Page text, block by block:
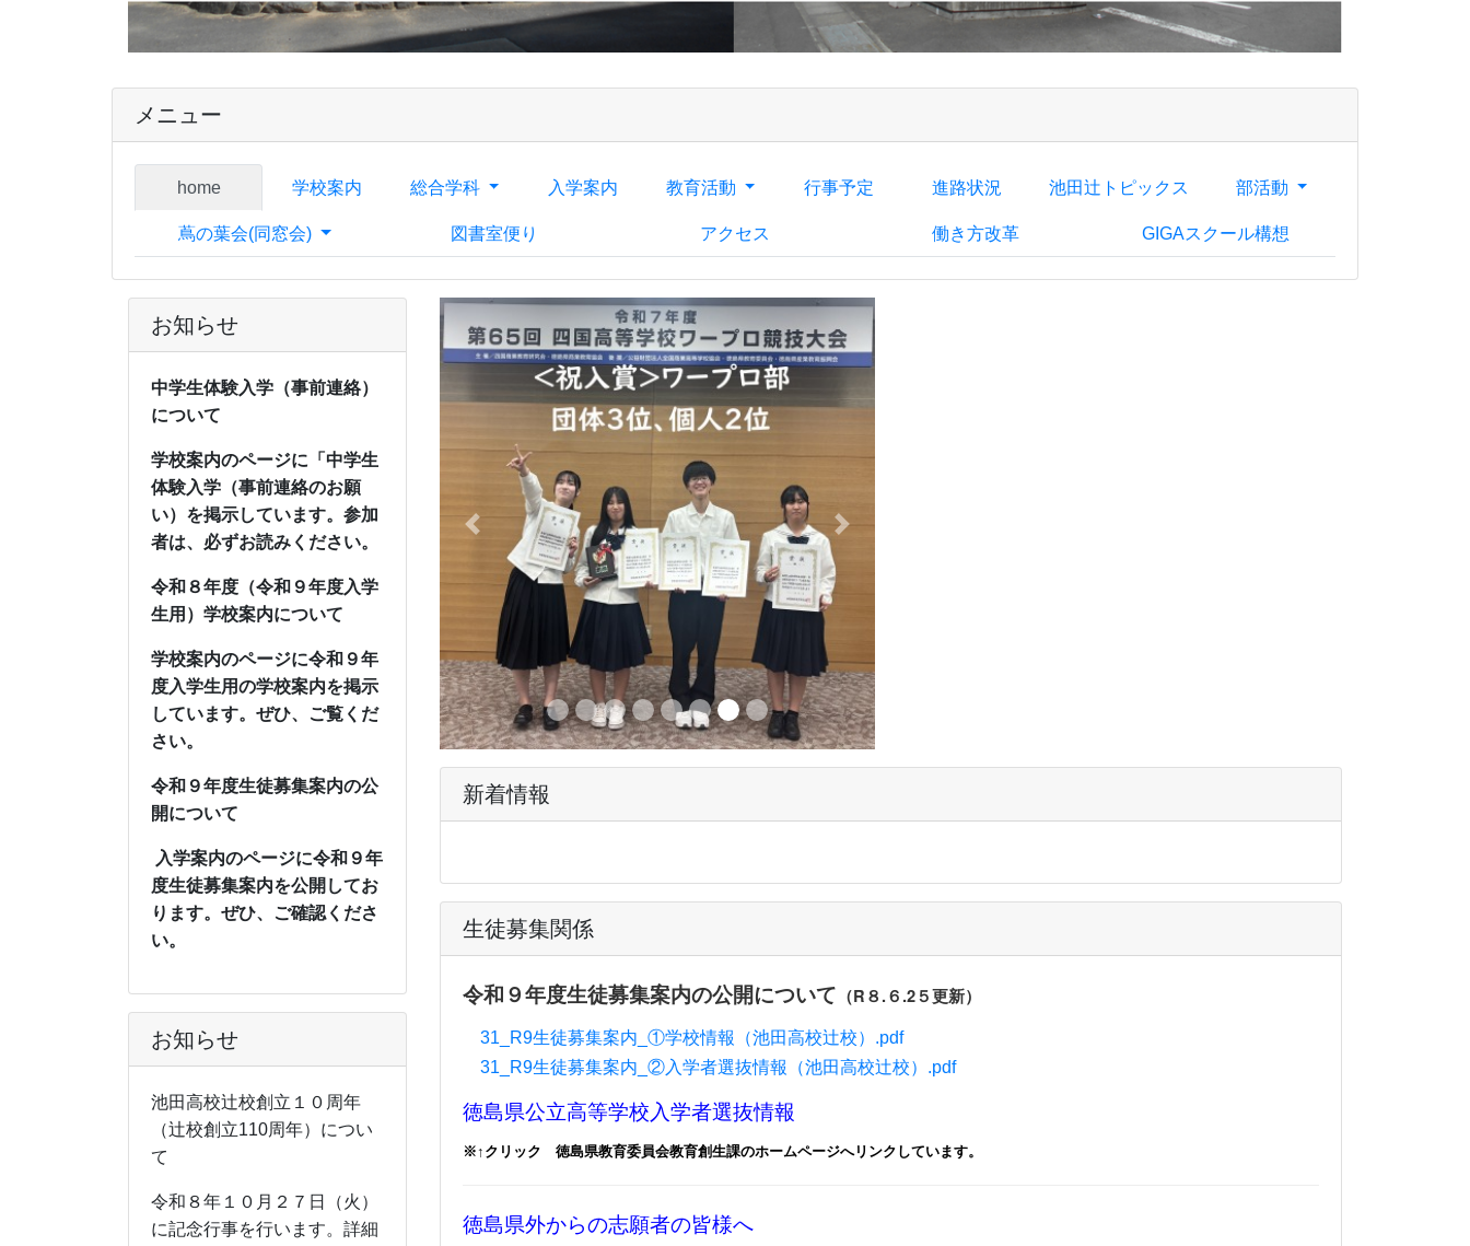
メニュー
home 学校案内 総合学科 入学案内 教育活動 行事予定 進路状況 池田辻トピックス 部活動
蔦の葉会(同窓会) 図書室便り アクセス 働き方改革 GIGAスクール構想
お知らせ
中学生体験入学（事前連絡）
について
学校案内のページに「中学生
体験入学（事前連絡のお願
い）を掲示しています。参加
者は、必ずお読みください。
令和８年度（令和９年度入学
生用）学校案内について
学校案内のページに令和９年
度入学生用の学校案内を掲示
しています。ぜひ、ご覧くだ
さい。
令和９年度生徒募集案内の公
開について
入学案内のページに令和９年
度生徒募集案内を公開してお
ります。 ぜひ、ご確認くださ
い。
お知らせ
池田高校辻校創立１０周年
（辻校創立110周年）につい
て
令和８年１０月２７日（火）
に記念行事を行います。詳細
Previous Next
新着情報
生徒募集関係
令和９年度生徒募集案内の公開について （R８.６.2５更新）
31_R9生徒募集案内_①学校情報（池田高校辻校）.pdf
31_R9生徒募集案内_②入学者選抜情報（池田高校辻校）.pdf
徳島県公立高等学校入学者選抜情報
※↑クリック 徳島県教育委員会教育創生課のホームページへリンクしています。
徳島県外からの志願者の皆様へ